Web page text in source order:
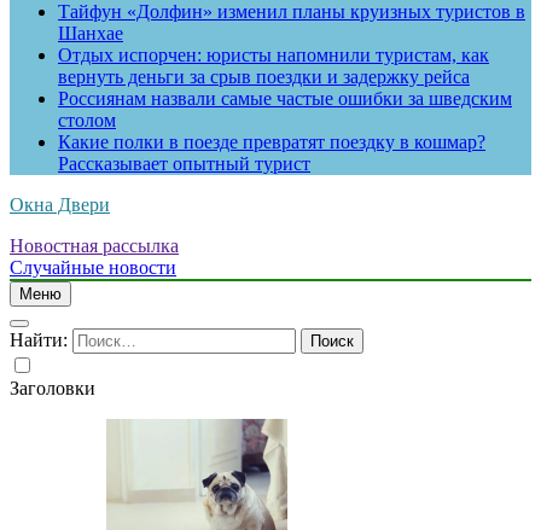
Тайфун «Долфин» изменил планы круизных туристов в
Шанхае
Отдых испорчен: юристы напомнили туристам, как
вернуть деньги за срыв поездки и задержку рейса
Россиянам назвали самые частые ошибки за шведским
столом
Какие полки в поезде превратят поездку в кошмар?
Рассказывает опытный турист
Окна Двери
Новостная рассылка
Случайные новости
Меню
Найти:
Заголовки